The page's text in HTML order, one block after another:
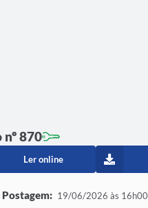
nº 870
Ler online
Postagem: 19/06/2026 às 16h00